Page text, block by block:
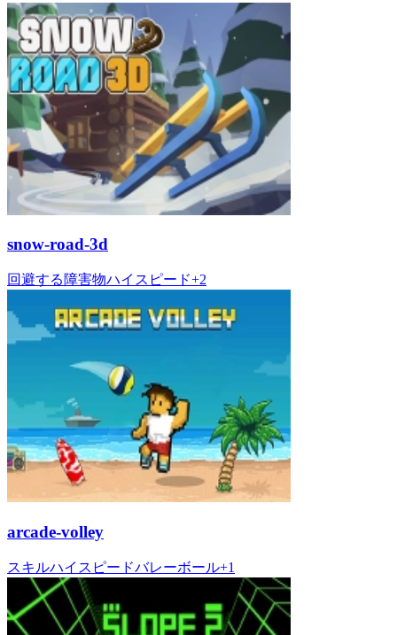
snow-road-3d
回避する障害物ハイスピード+2
arcade-volley
スキルハイスピードバレーボール+1